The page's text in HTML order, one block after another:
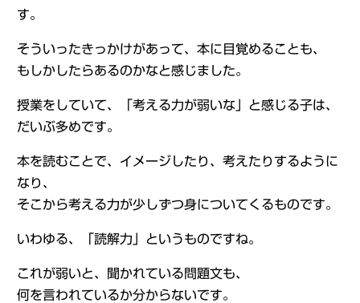
す。
そういったきっかけがあって、本に目覚めることも、
もしかしたらあるのかなと感じました。
授業をしていて、「考える力が弱いな」と感じる子は、
だいぶ多めです。
本を読むことで、イメージしたり、考えたりするように
なり、
そこから考える力が少しずつ身についてくるものです。
いわゆる、「読解力」というものですね。
これが弱いと、聞かれている問題文も、
何を言われているか分からないです。